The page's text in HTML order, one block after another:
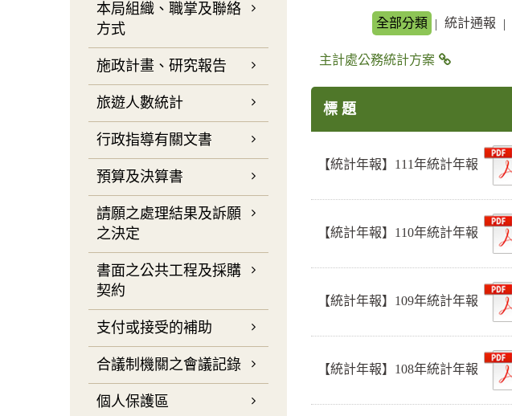
本局組織、職掌及聯絡
方式
施政計畫、研究報告
旅遊人數統計
行政指導有關文書
預算及決算書
請願之處理結果及訴願
之決定
書面之公共工程及採購
契約
支付或接受的補助
合議制機關之會議記錄
個人保護區
全部分類 | 統計通報 |
主計處公務統計方案
標 題
【統計年報】111年統計年報
【統計年報】110年統計年報
【統計年報】109年統計年報
【統計年報】108年統計年報